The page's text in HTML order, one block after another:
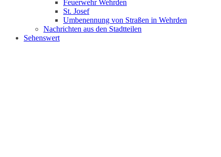
Feuerwehr Wehrden
St. Josef
Umbenennung von Straßen in Wehrden
Nachrichten aus den Stadtteilen
Sehenswert